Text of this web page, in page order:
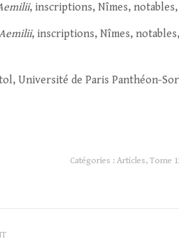
, inscriptions, Nîmes,
, inscriptions, Nîmes,
Université de Paris Panthéon-
Catégories : Articles, Tome